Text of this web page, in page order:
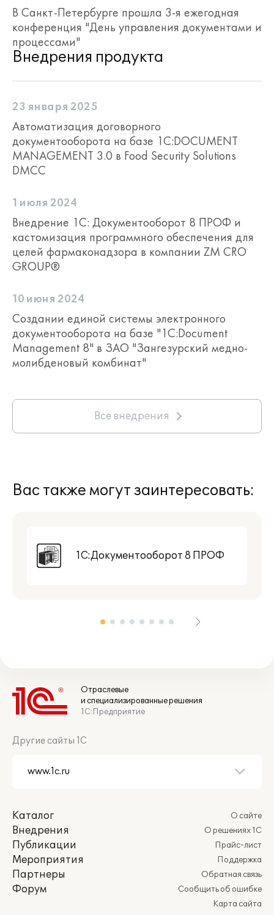
В Санкт-Петербурге прошла 3-я ежегодная
конференция "День управления документами и
процессами"
Внедрения продукта
23 января 2025
Автоматизация договорного
документооборота на базе 1С:DOCUMENT
MANAGEMENT 3.0 в Food Security Solutions
DMCC
1 июля 2024
Внедрение 1С: Документооборот 8 ПРОФ и
кастомизация программного обеспечения для
целей фармаконадзора в компании ZM CRO
GROUP®
10 июня 2024
Cоздании единой системы электронного
документооборота на базе "1C:Document
Management 8" в ЗАО "Зангезурский медно-
молибденовый комбинат"
Все внедрения
Вас также могут заинтересовать:
1С:Документооборот 8 ПРОФ
Отраслевые
и специализированные решения
1С:Предприятие
Другие сайты 1С
Каталог
Внедрения
Публикации
Мероприятия
Партнеры
Форум
О сайте
О решениях 1С
Прайс-лист
Поддержка
Обратная связь
Сообщить об ошибке
Карта сайта